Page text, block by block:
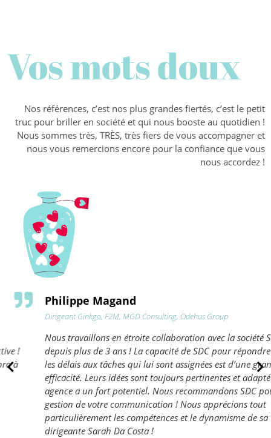
Vos mots doux
Nos références, c’est nos plus grandes fiertés, c’est le petit
truc pour briller en société et qui nous booste au quotidien !
Nous sommes très, TRÈS, très fiers de vous accompagner et
nous vous remercions encore pour la confiance que vous
nous accordez !
Philippe Magand
Dirigeant Ginkgo, F2M, MGD Consulting, Odehus Group
Nous travaillons en étroite collaboration avec la société SDC
depuis plus de 3 ans ! La capacité de SDC pour répondre dans
les délais aux tâches qui lui sont assignées est d’une grande
efficacité. Leurs idées sont toujours pertinentes et adaptées. Cette
agence a un fort potentiel. Nous recommandons SDC pour la
gestion de votre communication ! Nous apprécions tout
particulièrement les compétences et le dynamisme de sa
dirigeante Sarah Da Costa !